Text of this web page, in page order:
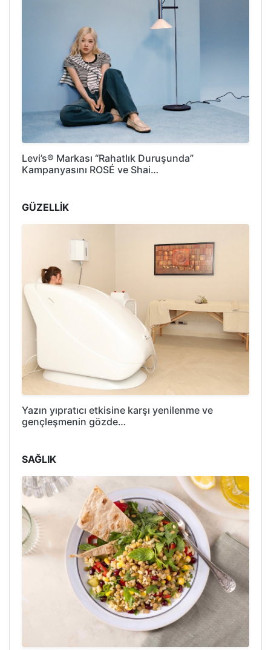
Levi’s® Markası “Rahatlık Duruşunda”
Kampanyasını ROSÉ ve Shai…
GÜZELLİK
Yazın yıpratıcı etkisine karşı yenilenme ve
gençleşmenin gözde…
SAĞLIK